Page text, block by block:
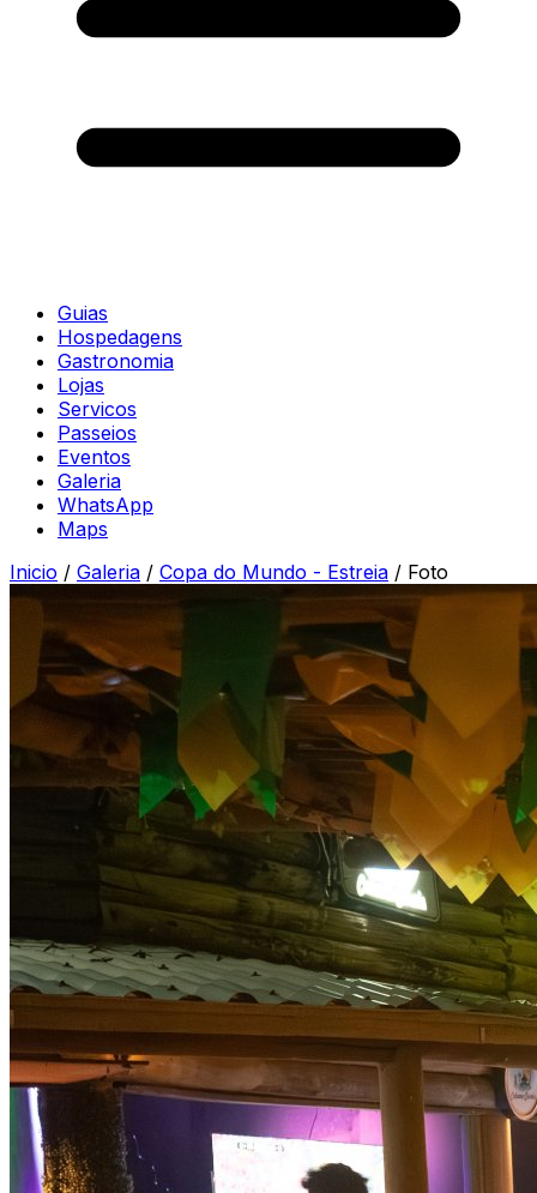
Guias
Hospedagens
Gastronomia
Lojas
Servicos
Passeios
Eventos
Galeria
WhatsApp
Maps
Inicio / Galeria / Copa do Mundo - Estreia / Foto